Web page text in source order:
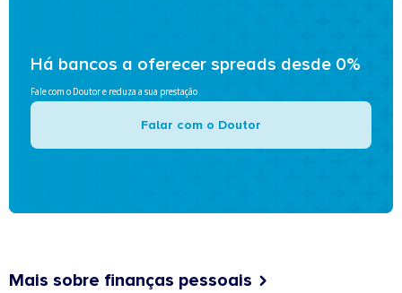
Há bancos a oferecer spreads desde 0%
Fale com o Doutor e reduza a sua prestação
Falar com o Doutor
Mais sobre finanças pessoais